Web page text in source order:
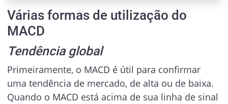
Várias formas de utilização do
MACD
Tendência global
Primeiramente, o MACD é útil para confirmar
uma tendência de mercado, de alta ou de baixa.
Quando o MACD está acima de sua linha de sinal